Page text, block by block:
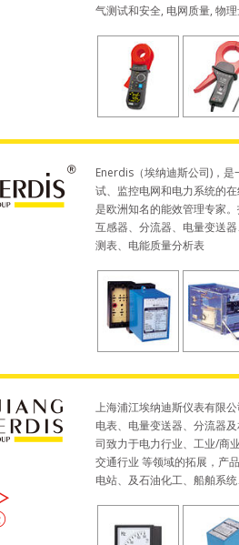
气测试和安全, 电网质量, 物
Enerdis（埃纳迪斯公司)，
试、监控电网和电力系统的
是欧洲知名的能效管理专家
互感器、分流器、电量变送
测表、电能质量分析表
上海浦江埃纳迪斯仪表有限
电表、电量变送器、分流器
司致力于电力行业、工业/商
交通行业 等领域的拓展，产
电站、及石油化工、船舶系